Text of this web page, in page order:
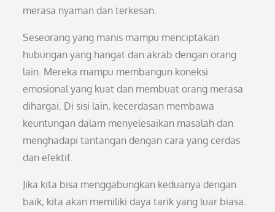
merasa nyaman dan terkesan.
Seseorang yang manis mampu menciptakan
hubungan yang hangat dan akrab dengan orang
lain. Mereka mampu membangun koneksi
emosional yang kuat dan membuat orang merasa
dihargai. Di sisi lain, kecerdasan membawa
keuntungan dalam menyelesaikan masalah dan
menghadapi tantangan dengan cara yang cerdas
dan efektif.
Jika kita bisa menggabungkan keduanya dengan
baik, kita akan memiliki daya tarik yang luar biasa.